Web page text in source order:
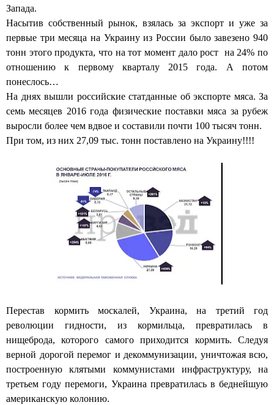
Запада.
Насытив собственный рынок, взялась за экспорт и уже за
первые три месяца на Украину из России было завезено 940
тонн этого продукта, что на тот момент дало рост на 24% по
отношению к первому кварталу 2015 года. А потом
понеслось…
На днях вышли российские статданные об экспорте мяса. За
семь месяцев 2016 года физические поставки мяса за рубеж
выросли более чем вдвое и составили почти 100 тысяч тонн.
При том, из них 27,09 тыс. тонн поставлено на Украину!!!!
Перестав кормить москалей, Украина, на третий год
революции гидности, из кормильца, превратилась в
нищеброда, которого самого приходится кормить. Следуя
верной дорогой перемог и декоммунизации, уничтожая всю,
построенную клятыми коммунистами инфраструктуру, на
третьем году перемоги, Украина превратилась в беднейшую
американскую колонию.